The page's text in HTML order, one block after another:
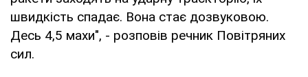
швидкість спадає. Вона стає дозвуковою.
Десь 4,5 махи", - розповів речник Повітряних
сил.